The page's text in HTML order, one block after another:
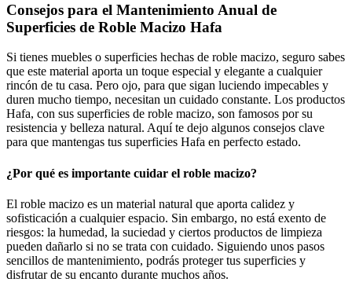
Consejos para el Mantenimiento Anual de
Superficies de Roble Macizo Hafa
Si tienes muebles o superficies hechas de roble macizo, seguro sabes
que este material aporta un toque especial y elegante a cualquier
rincón de tu casa. Pero ojo, para que sigan luciendo impecables y
duren mucho tiempo, necesitan un cuidado constante. Los productos
Hafa, con sus superficies de roble macizo, son famosos por su
resistencia y belleza natural. Aquí te dejo algunos consejos clave
para que mantengas tus superficies Hafa en perfecto estado.
¿Por qué es importante cuidar el roble macizo?
El roble macizo es un material natural que aporta calidez y
sofisticación a cualquier espacio. Sin embargo, no está exento de
riesgos: la humedad, la suciedad y ciertos productos de limpieza
pueden dañarlo si no se trata con cuidado. Siguiendo unos pasos
sencillos de mantenimiento, podrás proteger tus superficies y
disfrutar de su encanto durante muchos años.